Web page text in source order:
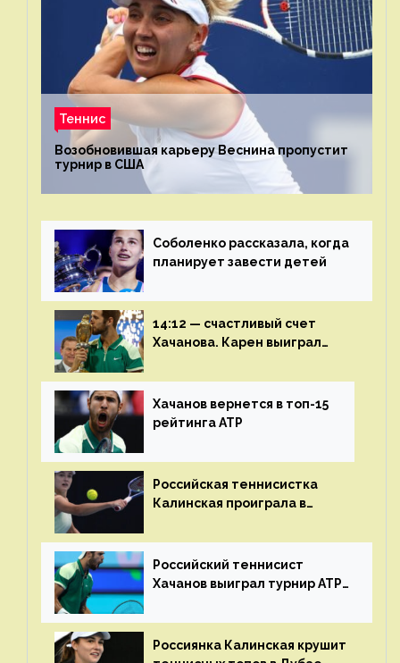
Теннис
Возобновившая карьеру Веснина пропустит
турнир в США
Соболенко рассказала, когда
планирует завести детей
14:12 — счастливый счет
Хачанова. Карен выиграл
Хачанов вернется в топ-15
рейтинга ATP
Российская теннисистка
Калинская проиграла в
Российский теннисист
Хачанов выиграл турнир ATP
Россиянка Калинская крушит